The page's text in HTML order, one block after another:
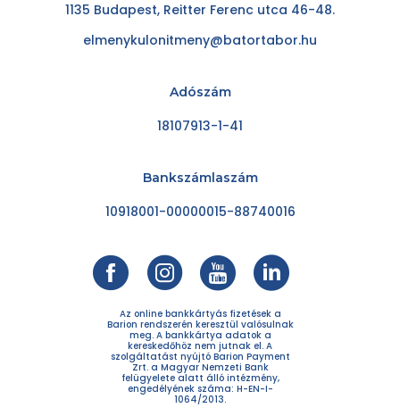
1135 Budapest, Reitter Ferenc utca 46-48.
elmenykulonitmeny@batortabor.hu
Adószám
18107913-1-41
Bankszámlaszám
10918001-00000015-88740016
Az online bankkártyás fizetések a
Barion rendszerén keresztül valósulnak
meg. A bankkártya adatok a
kereskedőhöz nem jutnak el. A
szolgáltatást nyújtó Barion Payment
Zrt. a Magyar Nemzeti Bank
felügyelete alatt álló intézmény,
engedélyének száma: H-EN-I-
1064/2013.